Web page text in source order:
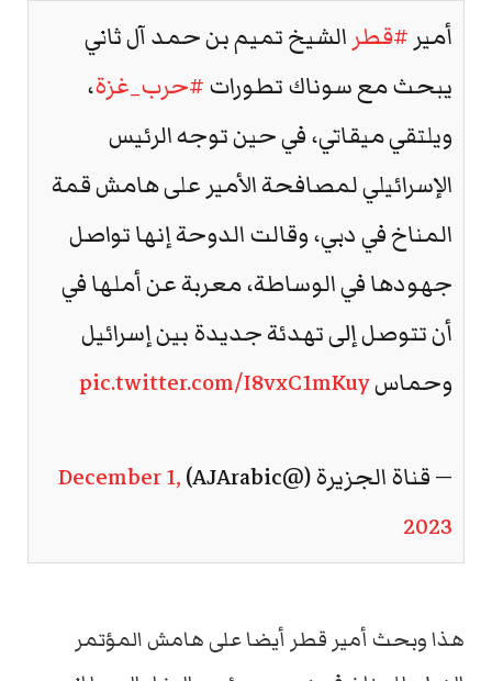
أمير #قطر الشيخ تميم بن حمد آل ثاني
يبحث مع سوناك تطورات#حرب_غزة،
ويلتقي ميقاتي، في حين توجه الرئيس
الإسرائيلي لمصافحة الأمير على هامش قمة
المناخ في دبي، وقالت الدوحة إنها تواصل
جهودها في الوساطة، معربة عن أملها في
أن تتوصل إلى تهدئة جديدة بين إسرائيل
وحماسpic.twitter.com/I8vxC1mKuy
— قناة الجزيرة (@AJArabic)
December 1,
2023
هذا وبحث أمير قطر أيضا على هامش المؤتمر